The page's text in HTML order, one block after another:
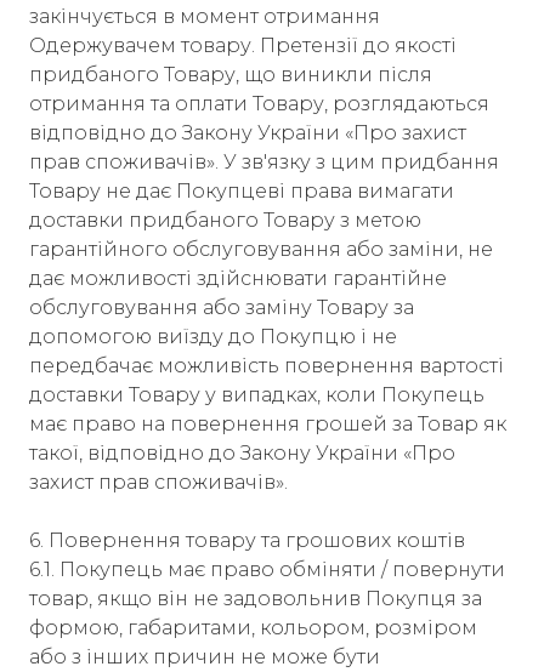
закінчується в момент отримання
Одержувачем товару. Претензії до якості
придбаного Товару, що виникли після
отримання та оплати Товару, розглядаються
відповідно до Закону України «Про захист
прав споживачів». У зв'язку з цим придбання
Товару не дає Покупцеві права вимагати
доставки придбаного Товару з метою
гарантійного обслуговування або заміни, не
дає можливості здійснювати гарантійне
обслуговування або заміну Товару за
допомогою виїзду до Покупцю і не
передбачає можливість повернення вартості
доставки Товару у випадках, коли Покупець
має право на повернення грошей за Товар як
такої, відповідно до Закону України «Про
захист прав споживачів».
6. Повернення товару та грошових коштів
6.1. Покупець має право обміняти / повернути
товар, якщо він не задовольнив Покупця за
формою, габаритами, кольором, розміром
або з інших причин не може бути